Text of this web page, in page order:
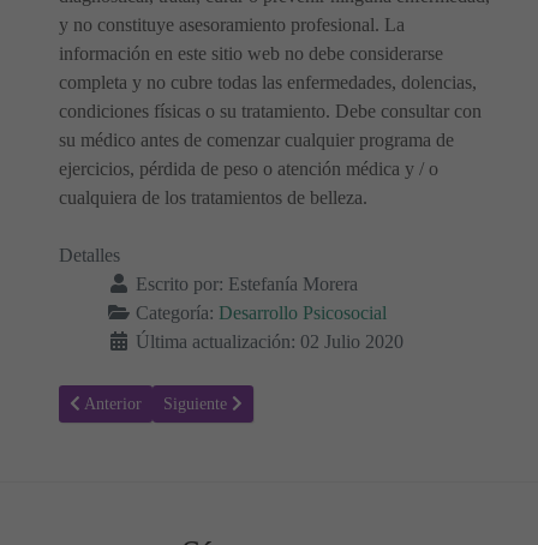
y no constituye asesoramiento profesional. La
información en este sitio web no debe considerarse
completa y no cubre todas las enfermedades, dolencias,
condiciones físicas o su tratamiento. Debe consultar con
su médico antes de comenzar cualquier programa de
ejercicios, pérdida de peso o atención médica y / o
cualquiera de los tratamientos de belleza.
Detalles
Escrito por: Estefanía Morera
Categoría: Desarrollo Psicosocial
Última actualización: 02 Julio 2020
Artículo anterior: Rivalidad entre hermanos. Causas y soluciones
Anterior Artículo siguiente: Trastornos del sueño en niños:
Siguiente